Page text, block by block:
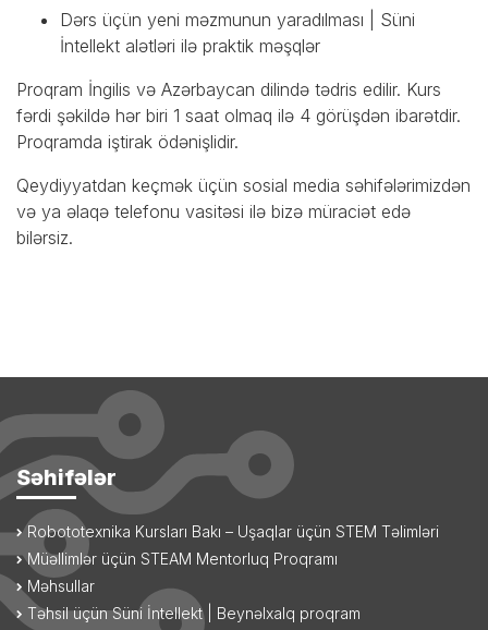
Dərs üçün yeni məzmunun yaradılması | Süni
İntellekt alətləri ilə praktik məşqlər
Proqram İngilis və Azərbaycan dilində tədris edilir. Kurs
fərdi şəkildə hər biri 1 saat olmaq ilə 4 görüşdən ibarətdir.
Proqramda iştirak ödənişlidir.
Qeydiyyatdan keçmək üçün sosial media səhifələrimizdən
və ya əlaqə telefonu vasitəsi ilə bizə müraciət edə
bilərsiz.
Səhifələr
Robototexnika Kursları Bakı – Uşaqlar üçün STEM Təlimləri
Müəllimlər üçün STEAM Mentorluq Proqramı
Məhsullar
Təhsil üçün Süni İntellekt | Beynəlxalq proqram